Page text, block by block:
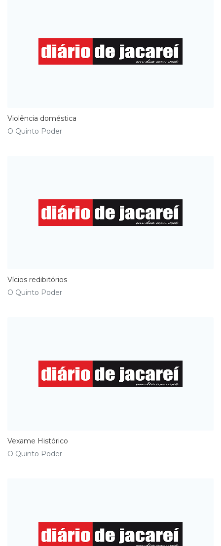
Violência doméstica
O Quinto Poder
Vícios redibitórios
O Quinto Poder
Vexame Histórico
O Quinto Poder